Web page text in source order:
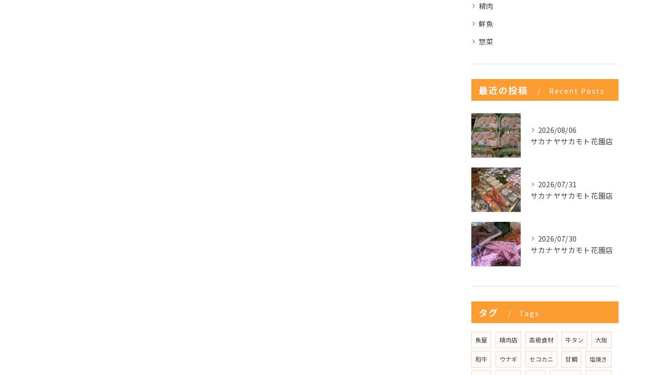
精肉
鮮魚
惣菜
最近の投稿 Recent Posts
2026/08/06
サカナヤサカモト花園店
2026/07/31
サカナヤサカモト花園店
2026/07/30
サカナヤサカモト花園店
タグ Tags
魚屋 精肉店 高級食材 牛タン 大阪
和牛 ウナギ セコカニ 甘鯛 塩焼き